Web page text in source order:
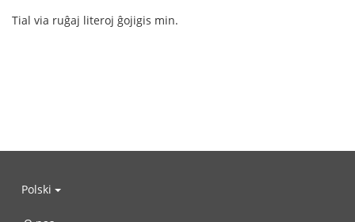
Tial via ruĝaj literoj ĝojigis min.
Polski